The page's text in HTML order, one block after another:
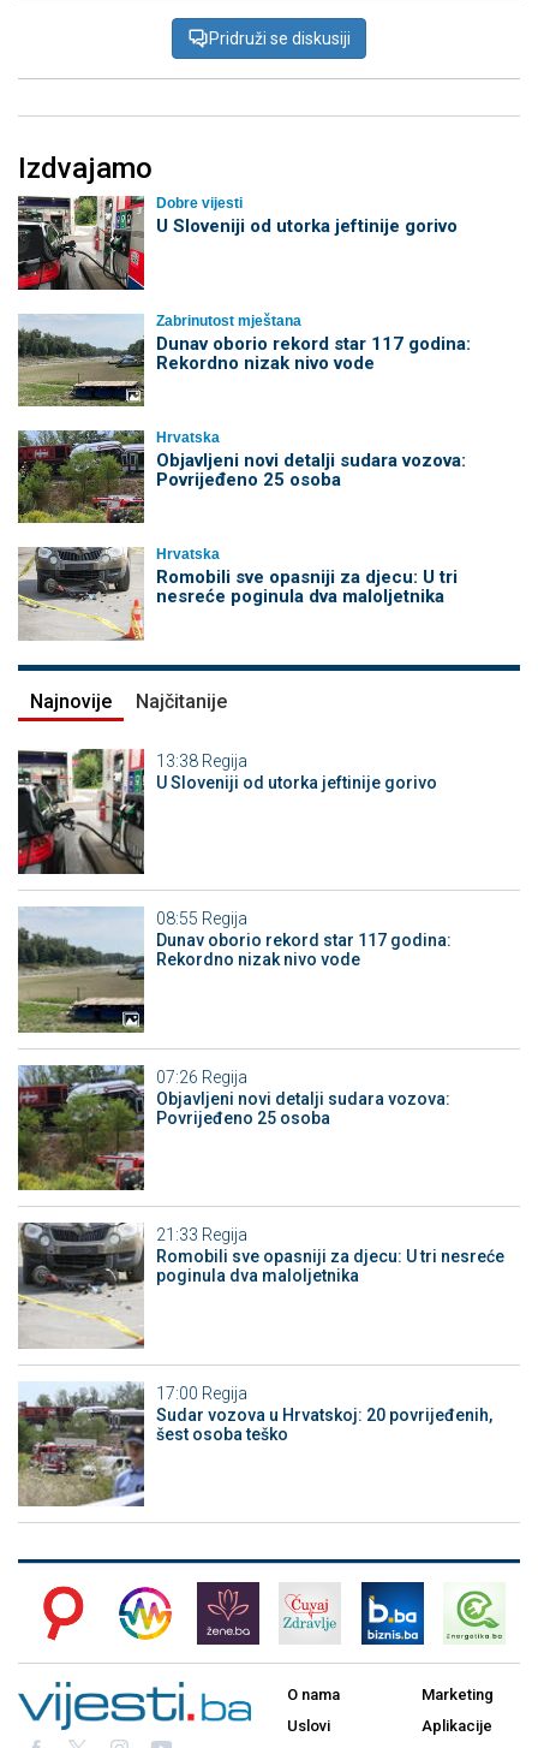
Pridruži se diskusiji
Izdvajamo
Dobre vijesti
U Sloveniji od utorka jeftinije gorivo
Zabrinutost mještana
Dunav oborio rekord star 117 godina:
Rekordno nizak nivo vode
Hrvatska
Objavljeni novi detalji sudara vozova:
Povrijeđeno 25 osoba
Hrvatska
Romobili sve opasniji za djecu: U tri
nesreće poginula dva maloljetnika
Najnovije Najčitanije
13:38 Regija
U Sloveniji od utorka jeftinije gorivo
08:55 Regija
Dunav oborio rekord star 117 godina:
Rekordno nizak nivo vode
07:26 Regija
Objavljeni novi detalji sudara vozova:
Povrijeđeno 25 osoba
21:33 Regija
Romobili sve opasniji za djecu: U tri nesreće
poginula dva maloljetnika
17:00 Regija
Sudar vozova u Hrvatskoj: 20 povrijeđenih,
šest osoba teško
O nama
Uslovi
Marketing
Aplikacije